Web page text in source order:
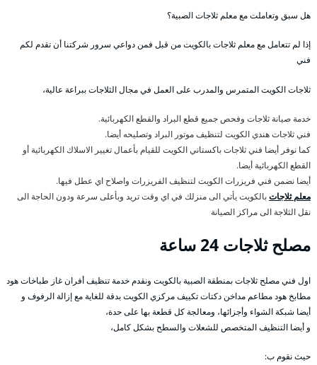
هل سبق وتعاملت مع معلم ثلاجات الصبية؟
إذا لم تتعامل مع معلم ثلاجات بالكويت من قبل فمن دواعي سرور شركتنا أن تقدم لكم
فني
ثلاجات الكويت المتمرس والمدرب على العمل في مجال الثلاجات ببراعة عالية،
خدمة صيانة ثلاجات وفحص جميع قطع البراد والقطع الكهربائية.
فني ثلاجات هندي الكويت لتنظيف موتور البراد وتصليحه أيضا.
كما نوفر أيضا فني ثلاجات باكستاني الكويت للقيام بأعمال تغيير الاسلاك الكهربائية أو
القطع الكهربائية أيضا.
أيضا نضمن فني فريزرات الكويت لتنظيف الفريزرات واصلاح اي عطل فيها.
معلم ثلاجاتبالكويت يأتي الى منزلك في اي وقت تريد وبأعلى سرعة ودون الحاجة الى
نقل الثلاجة الى مراكز الصيانة
مصلح ثلاجات 24 ساعة
اول فني مصلح ثلاجات بمنطقة الصبية بالكويت ونقدم خدمة تنظيف أفران غاز طباخات هود
مطابخ هود مطاعم مداخن دكتات تكييف مركزي الكويت بدقة للغاية مع إزالة الرفوف و
أيضا شبكة الشواء وأجزائها، ومعالجة كل قطعة بها على حدة،
و أيضا التنظيف المتخصص للشعلات والسطح بشكل كامل،
حيث نقوم ب: